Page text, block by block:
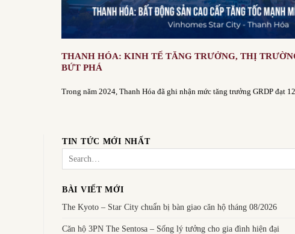
THANH HÓA: KINH TẾ TĂNG TRƯỞNG, THỊ
BỨT PHÁ
Trong năm 2024, Thanh Hóa đã ghi nhận mức tăng trưởng GRDP đạt
TIN TỨC MỚI NHẤT
BÀI VIẾT MỚI
The Kyoto – Star City chuẩn bị bàn giao căn hộ tháng 08/2026
Căn hộ 3PN The Sentosa – Sống lý tưởng cho gia đình hiện đại